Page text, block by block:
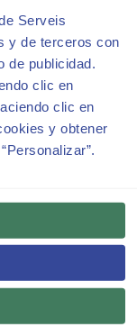
Serveis
y de terceros con
de publicidad.
clic en
clic en
y obtener
es/
que
durante
de la
Jardines de